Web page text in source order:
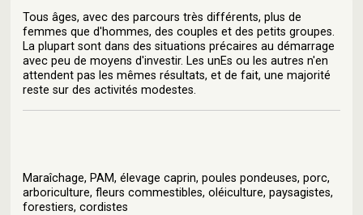
Tous âges, avec des parcours très différents, plus de
femmes que d'hommes, des couples et des petits groupes.
La plupart sont dans des situations précaires au démarrage
avec peu de moyens d'investir. Les unEs ou les autres n'en
attendent pas les mêmes résultats, et de fait, une majorité
reste sur des activités modestes.
Maraîchage, PAM, élevage caprin, poules pondeuses, porc,
arboriculture, fleurs commestibles, oléiculture, paysagistes,
forestiers, cordistes